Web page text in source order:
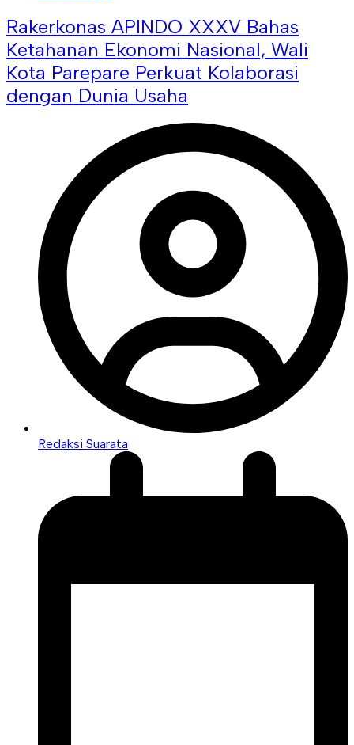
Rakerkonas APINDO XXXV Bahas
Ketahanan Ekonomi Nasional, Wali
Kota Parepare Perkuat Kolaborasi
dengan Dunia Usaha
Redaksi Suarata